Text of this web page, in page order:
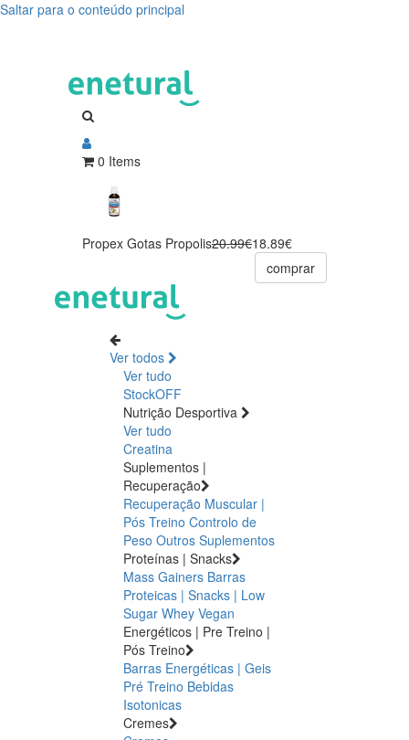
Saltar para o conteúdo principal
0 Items
Propex Gotas Propolis20.99€18.89€
comprar
Ver todos
Ver tudo
StockOFF
Nutrição Desportiva
Ver tudo
Creatina
Suplementos |
Recuperação
Recuperação Muscular |
Pós Treino Controlo de
Peso Outros Suplementos
Proteínas | Snacks
Mass Gainers Barras
Proteicas | Snacks | Low
Sugar Whey Vegan
Energéticos | Pre Treino |
Pós Treino
Barras Energéticas | Geis
Pré Treino Bebidas
Isotonicas
Cremes